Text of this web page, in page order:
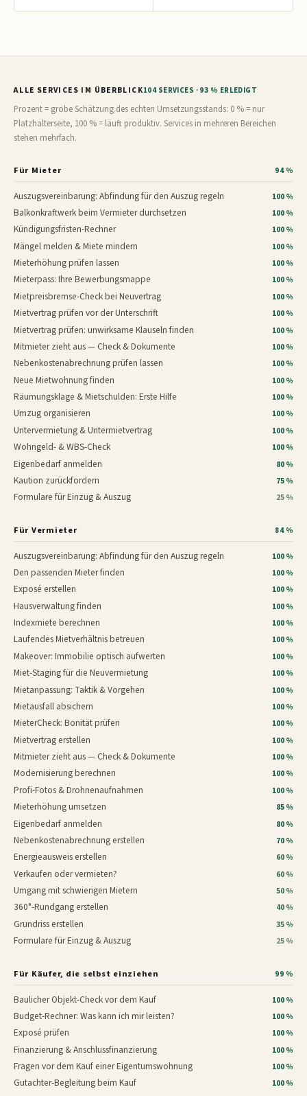
ALLE SERVICES IM ÜBERBLICK104 SERVICES · 93 % ERLEDIGT
Prozent = grobe Schätzung des echten Umsetzungsstands: 0 % = nur
Platzhalterseite, 100 % = läuft produktiv. Services in mehreren Bereichen
stehen mehrfach.
Für Mieter 94 %
Auszugsvereinbarung: Abfindung für den Auszug regeln 100 %
Balkonkraftwerk beim Vermieter durchsetzen 100 %
Kündigungsfristen-Rechner 100 %
Mängel melden & Miete mindern 100 %
Mieterhöhung prüfen lassen 100 %
Mieterpass: Ihre Bewerbungsmappe 100 %
Mietpreisbremse-Check bei Neuvertrag 100 %
Mietvertrag prüfen vor der Unterschrift 100 %
Mietvertrag prüfen: unwirksame Klauseln finden 100 %
Mitmieter zieht aus — Check & Dokumente 100 %
Nebenkostenabrechnung prüfen lassen 100 %
Neue Mietwohnung finden 100 %
Räumungsklage & Mietschulden: Erste Hilfe 100 %
Umzug organisieren 100 %
Untervermietung & Untermietvertrag 100 %
Wohngeld- & WBS-Check 100 %
Eigenbedarf anmelden 80 %
Kaution zurückfordern 75 %
Formulare für Einzug & Auszug 25 %
Für Vermieter 84 %
Auszugsvereinbarung: Abfindung für den Auszug regeln 100 %
Den passenden Mieter finden 100 %
Exposé erstellen 100 %
Hausverwaltung finden 100 %
Indexmiete berechnen 100 %
Laufendes Mietverhältnis betreuen 100 %
Makeover: Immobilie optisch aufwerten 100 %
Miet-Staging für die Neuvermietung 100 %
Mietanpassung: Taktik & Vorgehen 100 %
Mietausfall absichern 100 %
MieterCheck: Bonität prüfen 100 %
Mietvertrag erstellen 100 %
Mitmieter zieht aus — Check & Dokumente 100 %
Modernisierung berechnen 100 %
Profi-Fotos & Drohnenaufnahmen 100 %
Mieterhöhung umsetzen 85 %
Eigenbedarf anmelden 80 %
Nebenkostenabrechnung erstellen 70 %
Energieausweis erstellen 60 %
Verkaufen oder vermieten? 60 %
Umgang mit schwierigen Mietern 50 %
360°-Rundgang erstellen 40 %
Grundriss erstellen 35 %
Formulare für Einzug & Auszug 25 %
Für Käufer, die selbst einziehen 99 %
Baulicher Objekt-Check vor dem Kauf 100 %
Budget-Rechner: Was kann ich mir leisten? 100 %
Exposé prüfen 100 %
Finanzierung & Anschlussfinanzierung 100 %
Fragen vor dem Kauf einer Eigentumswohnung 100 %
Gutachter-Begleitung beim Kauf 100 %